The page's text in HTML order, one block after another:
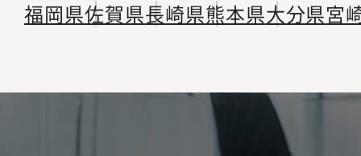
福岡県佐賀県長崎県熊本県大分県宮